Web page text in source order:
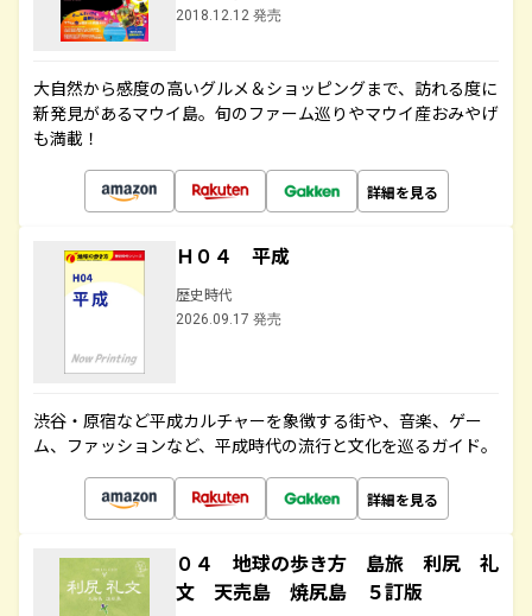
2018.12.12 発売
大自然から感度の高いグルメ＆ショッピングまで、訪れる度に
新発見があるマウイ島。旬のファーム巡りやマウイ産おみやげ
も満載！
詳細を見る
Ｈ０４ 平成
歴史時代
2026.09.17 発売
渋谷・原宿など平成カルチャーを象徴する街や、音楽、ゲー
ム、ファッションなど、平成時代の流行と文化を巡るガイド。
詳細を見る
０４ 地球の歩き方 島旅 利尻 礼
文 天売島 焼尻島 ５訂版